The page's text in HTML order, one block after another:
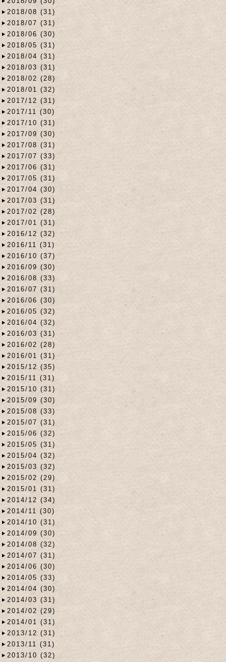
2018/08 (31)
2018/07 (31)
2018/06 (30)
2018/05 (31)
2018/04 (31)
2018/03 (31)
2018/02 (28)
2018/01 (32)
2017/12 (31)
2017/11 (30)
2017/10 (31)
2017/09 (30)
2017/08 (31)
2017/07 (33)
2017/06 (31)
2017/05 (31)
2017/04 (30)
2017/03 (31)
2017/02 (28)
2017/01 (31)
2016/12 (32)
2016/11 (31)
2016/10 (37)
2016/09 (30)
2016/08 (33)
2016/07 (31)
2016/06 (30)
2016/05 (32)
2016/04 (32)
2016/03 (31)
2016/02 (28)
2016/01 (31)
2015/12 (35)
2015/11 (31)
2015/10 (31)
2015/09 (30)
2015/08 (33)
2015/07 (31)
2015/06 (32)
2015/05 (31)
2015/04 (32)
2015/03 (32)
2015/02 (29)
2015/01 (31)
2014/12 (34)
2014/11 (30)
2014/10 (31)
2014/09 (30)
2014/08 (32)
2014/07 (31)
2014/06 (30)
2014/05 (33)
2014/04 (30)
2014/03 (31)
2014/02 (29)
2014/01 (31)
2013/12 (31)
2013/11 (31)
2013/10 (32)